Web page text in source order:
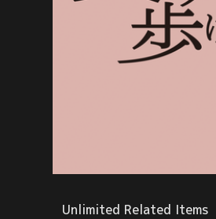
Unlimited Related Items